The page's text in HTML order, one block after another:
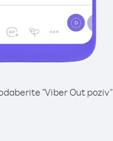
"Viber Out poziv"